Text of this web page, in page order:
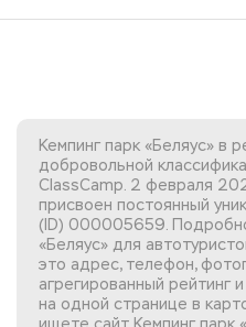
Кемпинг парк «Беляус» в
добровольной
ClassCamp. 2 февраля
присвоен постоянный
(ID) 000005659.
«Беляус» для
это адрес, телефон,
агрегированный рейтинг
на одной странице в